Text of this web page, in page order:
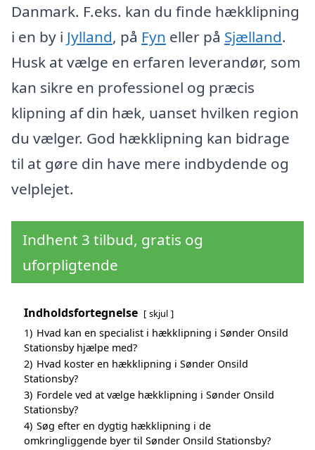
Danmark. F.eks. kan du finde hækklipning
i en by i Jylland, på Fyn eller på Sjælland.
Husk at vælge en erfaren leverandør, som
kan sikre en professionel og præcis
klipning af din hæk, uanset hvilken region
du vælger. God hækklipning kan bidrage
til at gøre din have mere indbydende og
velplejet.
Indhent 3 tilbud, gratis og
uforpligtende
Indholdsfortegnelse skjul
1) Hvad kan en specialist i hækklipning i Sønder Onsild
Stationsby hjælpe med?
2) Hvad koster en hækklipning i Sønder Onsild
Stationsby?
3) Fordele ved at vælge hækklipning i Sønder Onsild
Stationsby?
4) Søg efter en dygtig hækklipning i de
omkringliggende byer til Sønder Onsild Stationsby?